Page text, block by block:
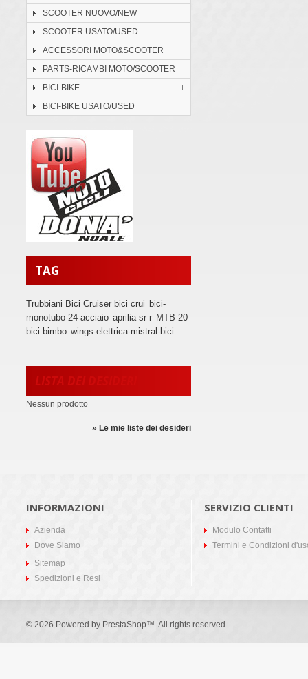
SCOOTER NUOVO/NEW
SCOOTER USATO/USED
ACCESSORI MOTO&SCOOTER
PARTS-RICAMBI MOTO/SCOOTER
BICI-BIKE
BICI-BIKE USATO/USED
TAG
Trubbiani Bici Cruiser bici crui bici-
monotubo-24-acciaio aprilia sr r MTB 20
bici bimbo wings-elettrica-mistral-bici
LISTA DEI DESIDERI
Nessun prodotto
» Le mie liste dei desideri
INFORMAZIONI
Azienda
Dove Siamo
Sitemap
Spedizioni e Resi
SERVIZIO CLIENTI
Modulo Contatti
Termini e Condizioni
© 2026 Powered by PrestaShop™. All rights reserved